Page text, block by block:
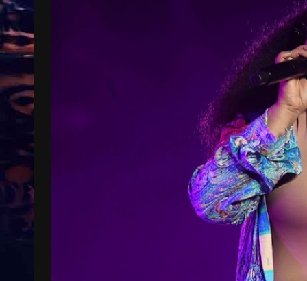
Treinkaartjes worden duurder,
abonnementen verdwijnen